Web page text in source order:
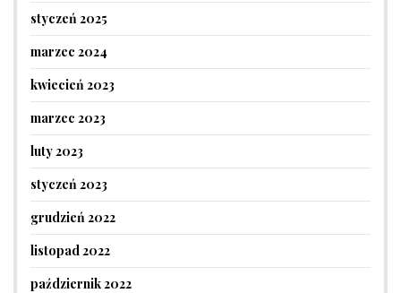
styczeń 2025
marzec 2024
kwiecień 2023
marzec 2023
luty 2023
styczeń 2023
grudzień 2022
listopad 2022
październik 2022